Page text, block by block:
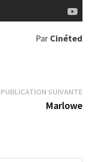
Par Cinéted
:
PUBLICATION SUIVANTE
Marlowe